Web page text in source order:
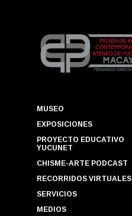
MUSEO
EXPOSICIONES
PROYECTO EDUCATIVO
YUCUNET
CHISME-ARTE PODCAST
RECORRIDOS VIRTUALES
SERVICIOS
MEDIOS